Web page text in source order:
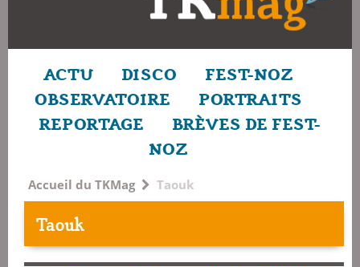
ACTU DISCO
FEST-NOZ
OBSERVATOIRE
PORTRAITS
REPORTAGE
BRÈVES DE FEST-
NOZ
Accueil du TKMag Taouk
Taouk